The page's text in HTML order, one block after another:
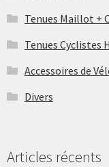
Tenues Maillot +
Tenues Cyclistes
Accessoires de
Divers
Articles récents